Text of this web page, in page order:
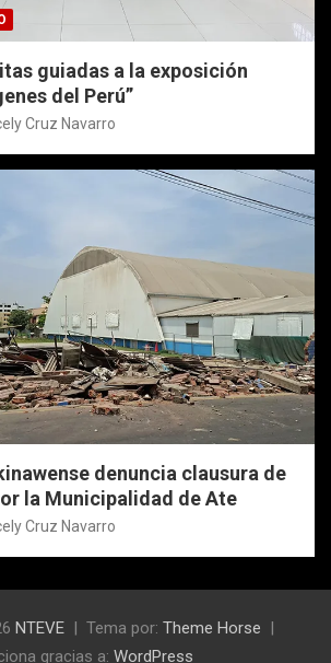
guiadas a la exposición
del Perú”
Cruz Navarro
denuncia clausura de
la Municipalidad de Ate
Cruz Navarro
NTEVE Tema por: Theme Horse
gracias a: WordPress